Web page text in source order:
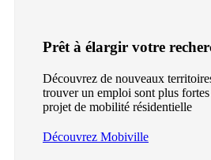
Prêt à élargir votre
Découvrez de nouveaux
trouver un emploi sont plus
projet de mobilité résidentielle
Découvrez Mobiville